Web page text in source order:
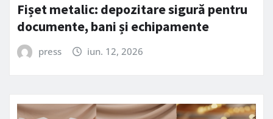
Fișet metalic: depozitare sigură pentru
documente, bani și echipamente
press iun. 12, 2026